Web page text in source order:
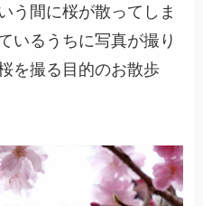
う間に桜が散ってしま
いるうちに写真が撮り
を撮る目的のお散歩